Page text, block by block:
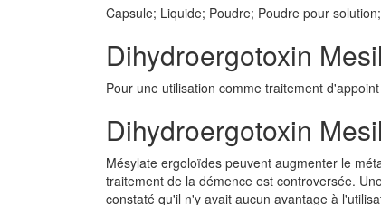
Capsule; Liquide; Poudre; Poudre pour
Dihydroergotoxin
Pour une utilisation comme traitement
Dihydroergotoxin
Mésylate ergoloïdes peuvent augmenter le
traitement de la démence est controversée.
constaté qu'il n'y avait aucun avantage à